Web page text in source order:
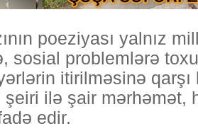
poeziyası yalnız
sosial problemlərə
itirilməsinə
ilə şair mərhəmət,
edir.